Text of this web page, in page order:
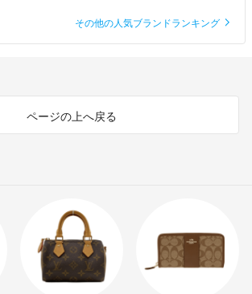
その他の人気ブランドランキング
ページの上へ戻る